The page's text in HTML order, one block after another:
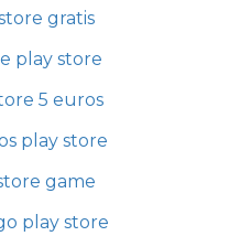
gratis
play store
5 euros
play store
game
play store